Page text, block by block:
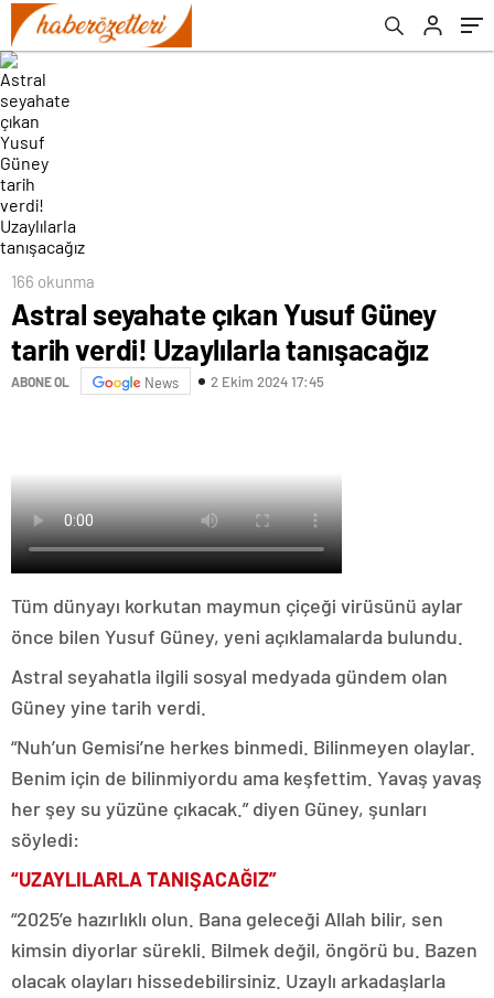
166 okunma
Astral seyahate çıkan Yusuf Güney
tarih verdi! Uzaylılarla tanışacağız
ABONE OL News 2 Ekim 2024 17:45
Tüm dünyayı korkutan maymun çiçeği virüsünü aylar
önce bilen Yusuf Güney, yeni açıklamalarda bulundu.
Astral seyahatla ilgili sosyal medyada gündem olan
Güney yine tarih verdi.
“Nuh’un Gemisi’ne herkes binmedi. Bilinmeyen olaylar.
Benim için de bilinmiyordu ama keşfettim. Yavaş yavaş
her şey su yüzüne çıkacak.”diyen Güney, şunları
söyledi:
“UZAYLILARLA TANIŞACAĞIZ”
“2025’e hazırlıklı olun. Bana geleceği Allah bilir, sen
kimsin diyorlar sürekli. Bilmek değil, öngörü bu. Bazen
olacak olayları hissedebilirsiniz. Uzaylı arkadaşlarla